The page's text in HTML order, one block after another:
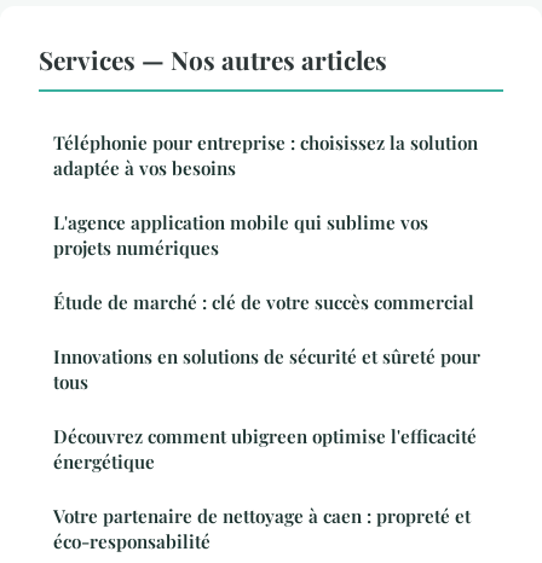
Services — Nos autres articles
Téléphonie pour entreprise : choisissez la solution
adaptée à vos besoins
L'agence application mobile qui sublime vos
projets numériques
Étude de marché : clé de votre succès commercial
Innovations en solutions de sécurité et sûreté pour
tous
Découvrez comment ubigreen optimise l'efficacité
énergétique
Votre partenaire de nettoyage à caen : propreté et
éco-responsabilité